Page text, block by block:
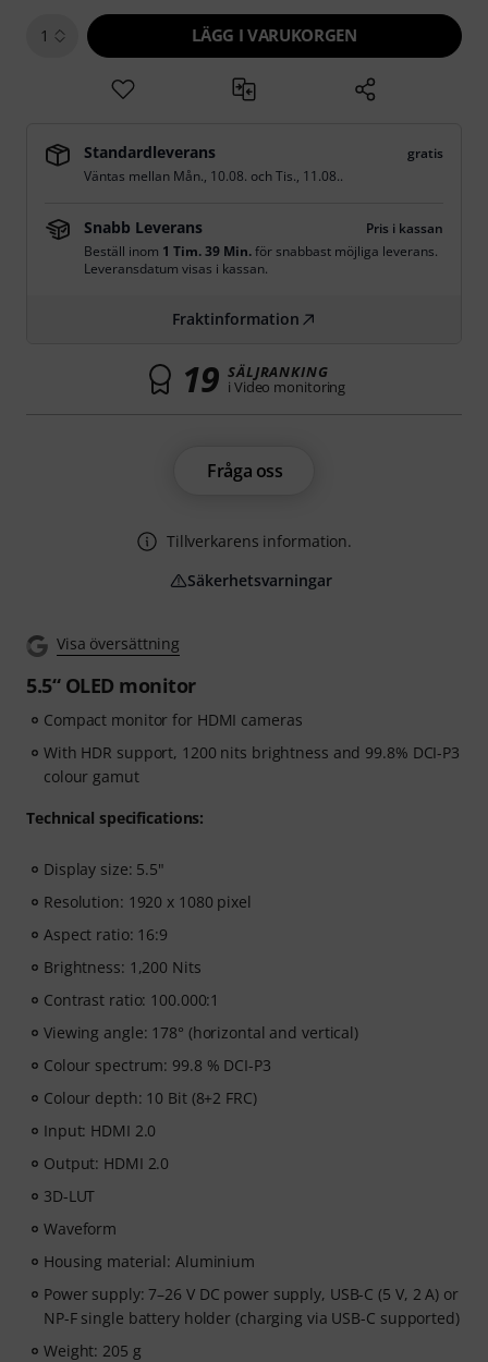
Visa översättning
5.5“ OLED monitor
Compact monitor for HDMI cameras
With HDR support, 1200 nits brightness and 99.8% DCI-P3
colour gamut
Technical specifications:
Display size: 5.5"
Resolution: 1920 x 1080 pixel
Aspect ratio: 16:9
Brightness: 1,200 Nits
Contrast ratio: 100.000:1
Viewing angle: 178° (horizontal and vertical)
Colour spectrum: 99.8 % DCI-P3
Colour depth: 10 Bit (8+2 FRC)
Input: HDMI 2.0
Output: HDMI 2.0
3D-LUT
Waveform
Housing material: Aluminium
Power supply: 7–26 V DC power supply, USB-C (5 V, 2 A) or
NP-F single battery holder (charging via USB-C supported)
Weight: 205 g
1 LÄGG I VARUKORGEN
Standardleverans
gratis
Väntas mellan Mån., 10.08. ochTis., 11.08..
Snabb Leverans
Pris i kassan
Beställ inom 1 Tim. 39 Min.för snabbast möjliga leverans.
Leveransdatum visas i kassan.
Fraktinformation
19 SÄLJRANKING
i Video monitoring
Fråga oss
Tillverkarens information.
Säkerhetsvarningar